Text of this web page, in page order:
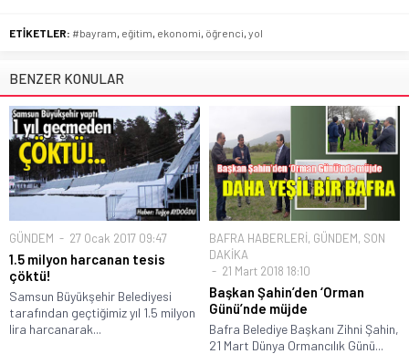
ETİKETLER: #bayram, eğitim, ekonomi, öğrenci, yol
BENZER KONULAR
GÜNDEM 27 Ocak 2017 09:47
1.5 milyon harcanan tesis
çöktü!
Samsun Büyükşehir Belediyesi
tarafından geçtiğimiz yıl 1.5 milyon
lira harcanarak...
BAFRA HABERLERİ, GÜNDEM, SON
DAKİKA
21 Mart 2018 18:10
Başkan Şahin’den ‘Orman
Günü’nde müjde
Bafra Belediye Başkanı Zihni Şahin,
21 Mart Dünya Ormancılık Günü...